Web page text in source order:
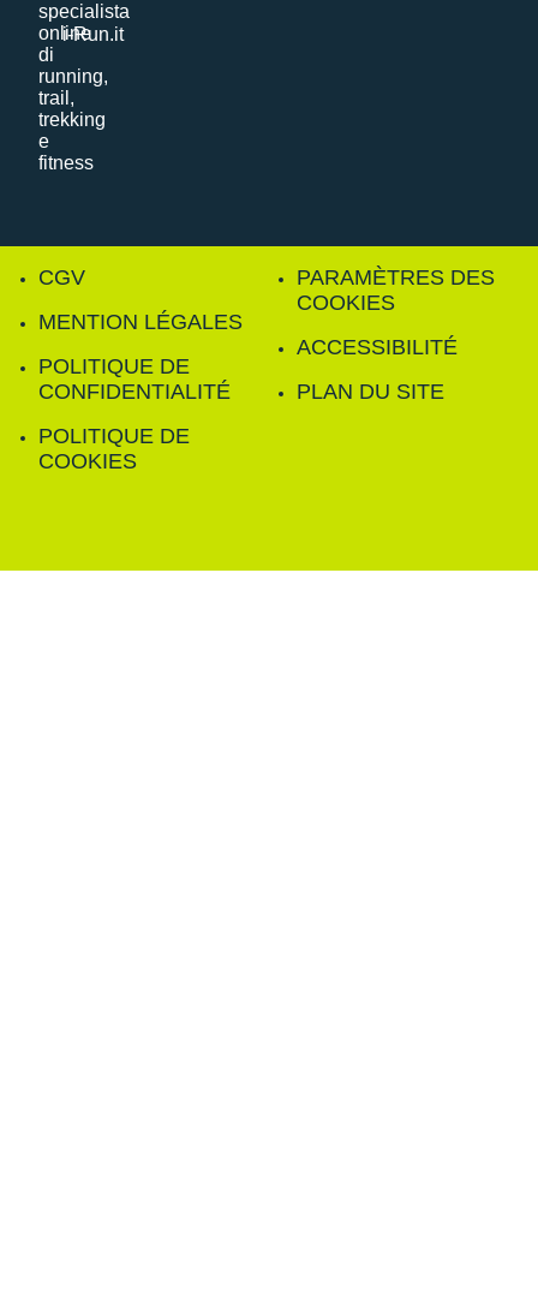
i-Run.it
CGV
MENTION LÉGALES
POLITIQUE DE
CONFIDENTIALITÉ
POLITIQUE DE
COOKIES
PARAMÈTRES DES
COOKIES
ACCESSIBILITÉ
PLAN DU SITE